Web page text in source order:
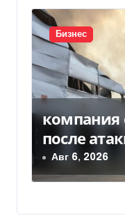
Бизнес
компания
после
Авг 6, 2026